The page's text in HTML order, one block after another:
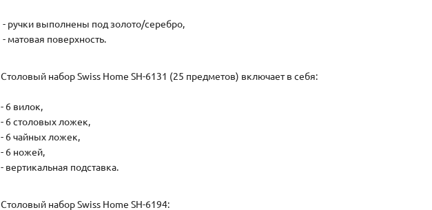
- ручки выполнены под золото/серебро,
- матовая поверхность.
Столовый набор Swiss Home SH-6131 (25 предметов) включает в себя:
- 6 вилок,
- 6 столовых ложек,
- 6 чайных ложек,
- 6 ножей,
- вертикальная подставка.
Столовый набор Swiss Home SH-6194: